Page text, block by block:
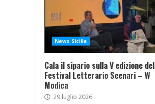
News Sicilia
Cala il sipario sulla V edizione del
Festival Letterario Scenari – W
Modica
29 luglio 2026